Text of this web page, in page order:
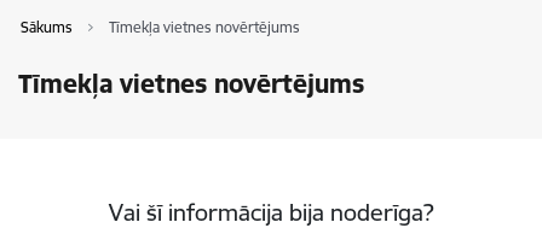
Sākums Tīmekļa vietnes novērtējums
Tīmekļa vietnes novērtējums
Vai šī informācija bija noderīga?